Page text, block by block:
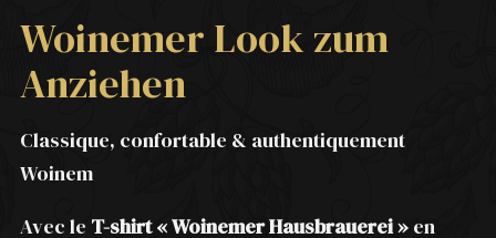
Woinemer Look zum
Anziehen
Classique, confortable & authentiquement
Woinem
Avec le T-shirt « Woinemer Hausbrauerei » en